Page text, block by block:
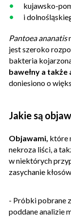
kujawsko-
i
Pantoea ananatis
jest szeroko
bakteria
bawełny a także
doniesiono o
Jakie są
Objawami, które
nekroza liści, a
w niektórych
zasychanie
- Próbki pobrane
poddane analizie